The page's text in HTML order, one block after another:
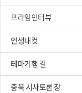
프라임인터뷰
인생내컷
테마기행 길
충북 시사토론 창